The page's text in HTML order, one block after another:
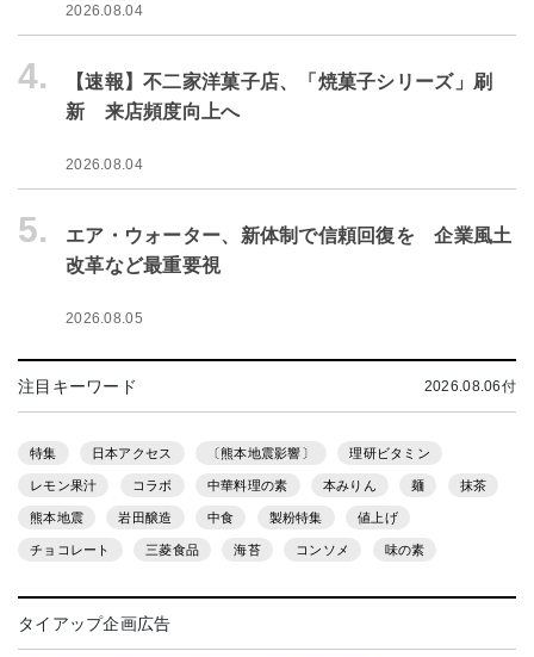
2026.08.04
4.
【速報】不二家洋菓子店、「焼菓子シリーズ」刷
新 来店頻度向上へ
2026.08.04
5.
エア・ウォーター、新体制で信頼回復を 企業風土
改革など最重要視
2026.08.05
注目キーワード 2026.08.06付
特集 日本アクセス 〔熊本地震影響〕 理研ビタミン
レモン果汁 コラボ 中華料理の素 本みりん 麺 抹茶
熊本地震 岩田醸造 中食 製粉特集 値上げ
チョコレート 三菱食品 海苔 コンソメ 味の素
タイアップ企画広告